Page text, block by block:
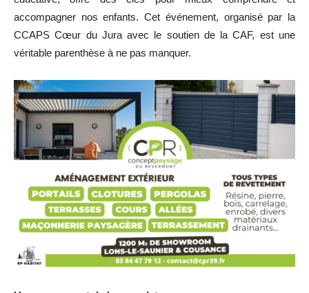
accompagner nos enfants. Cet événement, organisé par la
CCAPS Cœur du Jura avec le soutien de la CAF, est une
véritable parenthèse à ne pas manquer.